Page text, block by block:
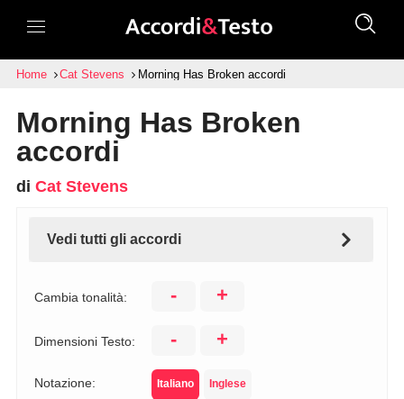
Home Cat Stevens Morning Has Broken accordi
Morning Has Broken
accordi
di Cat Stevens
Vedi tutti gli accordi
Cambia tonalità: - +
Dimensioni Testo: - +
Notazione: Italiano Inglese